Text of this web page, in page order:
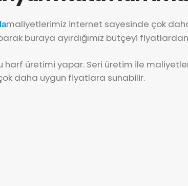
maliyetlerimiz internet sayesinde çok
buraya ayırdığımız bütçeyi
harf üretimi yapar. Seri üretim ile
daha uygun fiyatlara sunabilir.